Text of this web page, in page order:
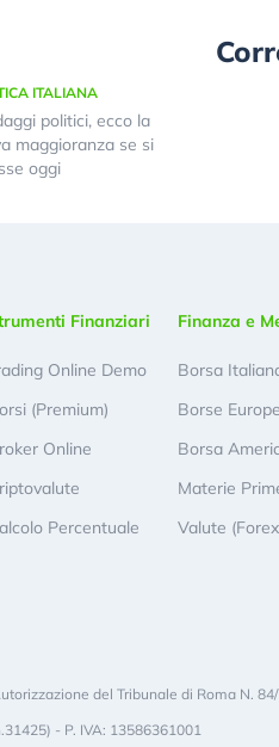
ITALIANA
politici, ecco la
maggioranza se si
oggi
Finanziari
Online Demo
(Premium)
Online
Percentuale
Finanza e
Borsa
Borse
Borsa
Materie
Valute
del Tribunale di Roma N.
- P. IVA: 13586361001